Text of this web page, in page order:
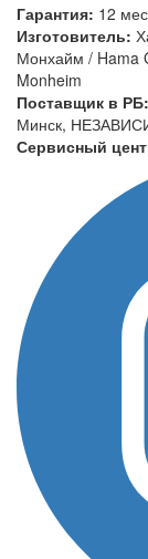
Гарантия: 12
Изготовитель:
Монхайм / Hama
Monheim
Поставщик в РБ:
Минск,
Сервисный